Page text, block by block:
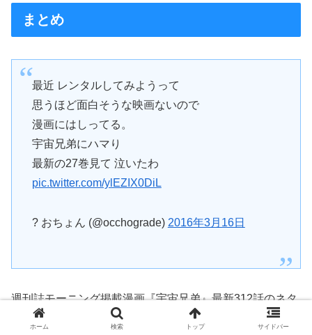
まとめ
最近 レンタルしてみようって
思うほど面白そうな映画ないので
漫画にはしってる。
宇宙兄弟にハマり
最新の27巻見て 泣いたわ
pic.twitter.com/ylEZIX0DiL
? おちょん (@occhograde) 2016年3月16日
週刊誌モーニング掲載漫画『宇宙兄弟』最新312話のネタ
バレ・考察をご紹介してきましたが、いかがでしたか？
ホーム 検索 トップ サイドバー